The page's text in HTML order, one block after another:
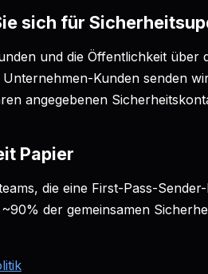
sich für
und die Öffentlichkeit über
Kunden senden
angegebenen
Papier
die eine First-Pass-
der gemeinsamen